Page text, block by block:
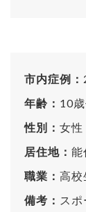
市内症例：
年齢： 10
性別： 女性
居住地： 能
職業： 高校
備考： スポ